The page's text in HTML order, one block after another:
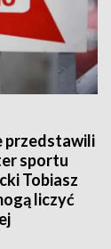
przedstawili
sportu
Tobiasz
liczyć